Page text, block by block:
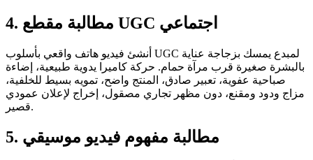
4. مطالبة مقطع UGC اجتماعي
أنشئ فيديو هاتف واقعي بأسلوب UGC لمبدع يمسك بزجاجة عناية
بالبشرة صغيرة قرب مرآة حمام. حركة كاميرا يدوية طبيعية، إضاءة
صباحية عفوية، تعبير صادق، المنتج واضح، تمويه بسيط للخلفية،
مزاج ودود ومقنع، دون مظهر تجاري مصقول، إخراج لإعلان عمودي
قصير.
5. مطالبة مفهوم فيديو موسيقي